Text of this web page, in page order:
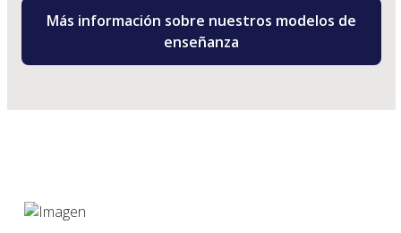
Más información sobre nuestros modelos de
enseñanza